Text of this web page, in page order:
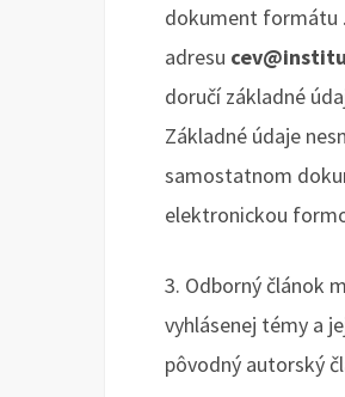
dokument formátu
adresu
doručí základné
Základné údaje
samostatnom
elektronickou
3. Odborný článok
vyhlásenej témy a
pôvodný autorský